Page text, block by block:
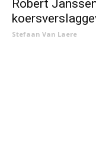
Robert
Stefaan Van Laere